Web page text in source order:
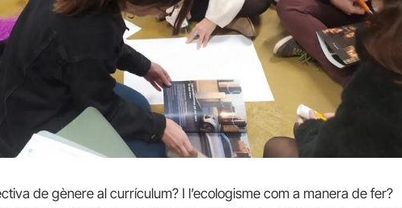
de gènere al currículum? I l’ecologisme com a manera de fer?